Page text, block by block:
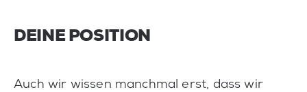
DEINE POSITION
Auch wir wissen manchmal erst, dass wir